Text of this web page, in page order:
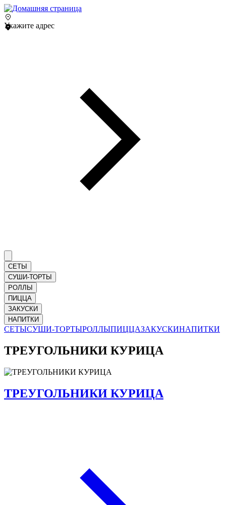
Укажите адрес
СЕТЫ
СУШИ-ТОРТЫ
РОЛЛЫ
ПИЦЦА
ЗАКУСКИ
НАПИТКИ
СЕТЫСУШИ-ТОРТЫРОЛЛЫПИЦЦАЗАКУСКИНАПИТКИ
ТРЕУГОЛЬНИКИ КУРИЦА
ТРЕУГОЛЬНИКИ КУРИЦА